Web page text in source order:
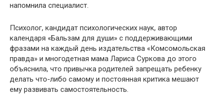
напомнила специалист.
Психолог, кандидат психологических наук, автор
календаря «Бальзам для души» с поддерживающими
фразами на каждый день издательства «Комсомольская
правда» и многодетная мама Лариса Суркова до этого
объяснила, что привычка родителей запрещать ребенку
делать что-либо самому и постоянная критика мешают
ему развивать самостоятельность.